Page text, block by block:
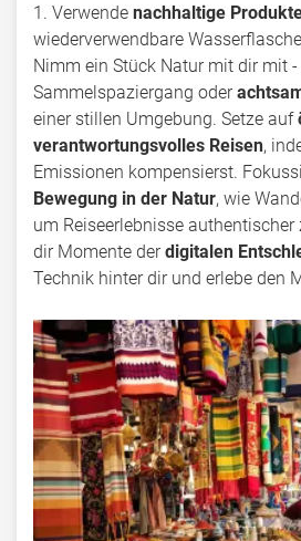
1. Verwende nachhaltige
wiederverwendbare
Nimm ein Stück Natur mit dir mit
Sammelspaziergang oder
einer stillen Umgebung. Setze auf
verantwortungsvolles Reisen,
Emissionen kompensierst.
Bewegung in der Natur, wie
um Reiseerlebnisse
dir Momente derdigitalen
Technik hinter dir und erlebe den